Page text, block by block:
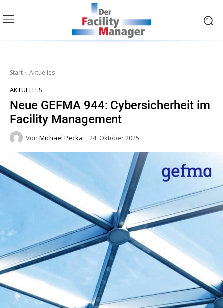
Start Aktuelles
AKTUELLES
Neue GEFMA 944: Cybersicherheit im
Facility Management
Von Michael Pecka 24. Oktober 2025